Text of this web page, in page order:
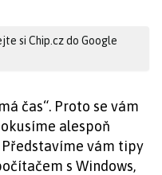
si Chip.cz do Google
čas“. Proto se vám
alespoň
vám tipy
s Windows,